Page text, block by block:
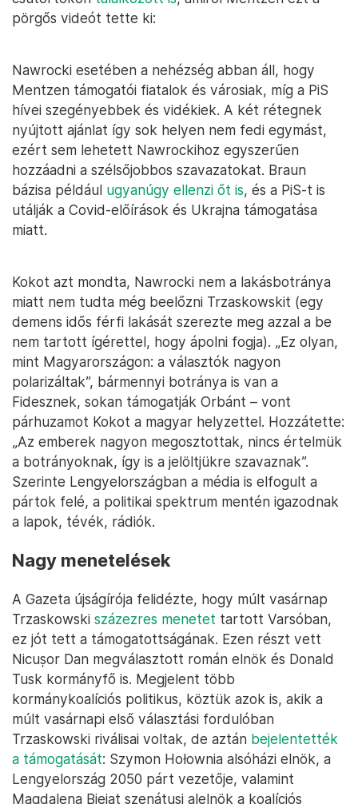
pörgős videót tette ki:
Nawrocki esetében a nehézség abban áll, hogy
Mentzen támogatói fiatalok és városiak, míg a PiS
hívei szegényebbek és vidékiek. A két rétegnek
nyújtott ajánlat így sok helyen nem fedi egymást,
ezért sem lehetett Nawrockihoz egyszerűen
hozzáadni a szélsőjobbos szavazatokat. Braun
bázisa például ugyanúgy ellenzi őt is, és a PiS-t is
utálják a Covid-előírások és Ukrajna támogatása
miatt.
Kokot azt mondta, Nawrocki nem a lakásbotránya
miatt nem tudta még beelőzni Trzaskowskit (egy
demens idős férfi lakását szerezte meg azzal a be
nem tartott ígérettel, hogy ápolni fogja). „Ez olyan,
mint Magyarországon: a választók nagyon
polarizáltak”, bármennyi botránya is van a
Fidesznek, sokan támogatják Orbánt – vont
párhuzamot Kokot a magyar helyzettel. Hozzátette:
„Az emberek nagyon megosztottak, nincs értelmük
a botrányoknak, így is a jelöltjükre szavaznak”.
Szerinte Lengyelországban a média is elfogult a
pártok felé, a politikai spektrum mentén igazodnak
a lapok, tévék, rádiók.
Nagy menetelések
A Gazeta újságírója felidézte, hogy múlt vasárnap
Trzaskowski százezres menetet tartott Varsóban,
ez jót tett a támogatottságának. Ezen részt vett
Nicușor Dan megválasztott román elnök és Donald
Tusk kormányfő is. Megjelent több
kormánykoalíciós politikus, köztük azok is, akik a
múlt vasárnapi első választási fordulóban
Trzaskowski riválisai voltak, de aztán bejelentették
a támogatását: Szymon Hołownia alsóházi elnök, a
Lengyelország 2050 párt vezetője, valamint
Magdalena Biejat szenátusi alelnök a koalíciós